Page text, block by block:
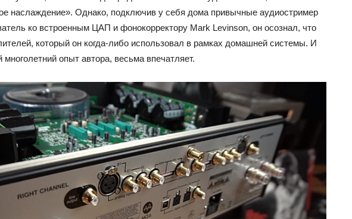
наслаждение». Однако, подключив у себя дома привычные аудиостример
ко встроенным ЦАП и фонокорректору Mark Levinson, он осознал, что
который он когда-либо использовал в рамках домашней системы. И
многолетний опыт автора, весьма впечатляет.